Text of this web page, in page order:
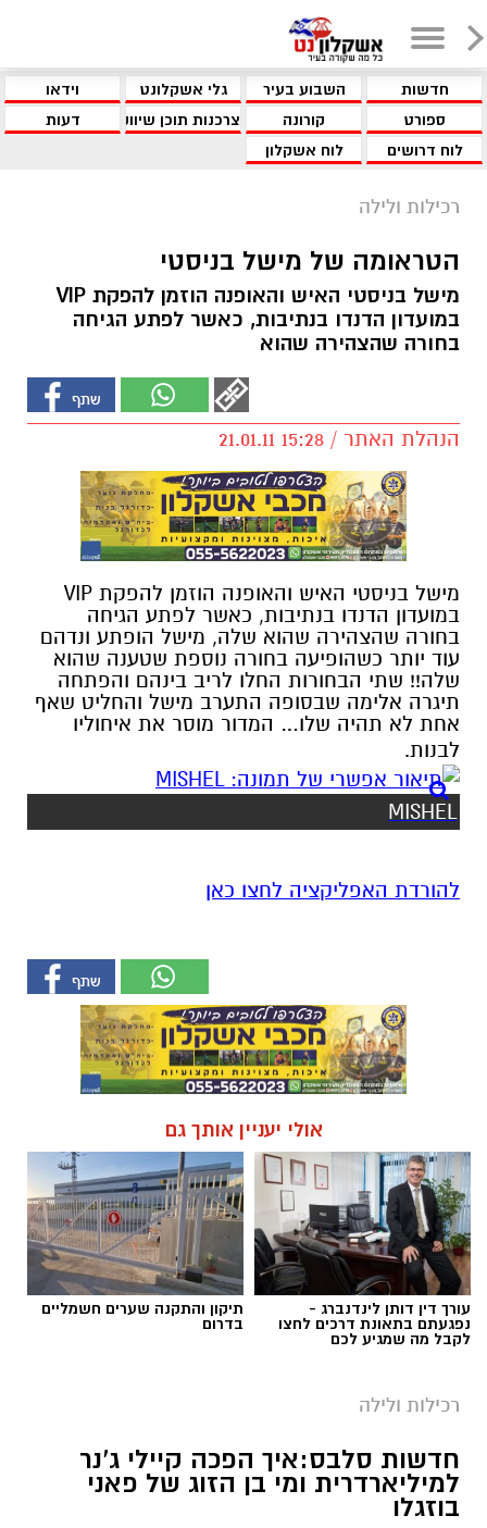
חדשות השבוע בעיר גלי אשקלונט
וידאו
ספורט
קורונה צרכנות תוכן שיווקי
דעות
לוח דרושים
לוח אשקלון
רכילות ולילה
הטראומה של מישל בניסטי
מישל בניסטי האיש והאופנה הוזמן להפקת VIP
במועדון הדנדו בנתיבות, כאשר לפתע הגיחה
בחורה שהצהירה שהוא
הנהלת האתר / 15:28 21.01.11
מישל בניסטי האיש והאופנה הוזמן להפקת VIP
במועדון הדנדו בנתיבות, כאשר לפתע הגיחה
בחורה שהצהירה שהוא שלה, מישל הופתע ונדהם
עוד יותר כשהופיעה בחורה נוספת שטענה שהוא
שלה!! שתי הבחורות החלו לריב בינהם והפתחה
תיגרה אלימה שבסופה התערב מישל והחליט שאף
אחת לא תהיה שלו… המדור מוסר את איחוליו
לבנות.
MISHEL
להורדת האפליקציה לחצו כאן
אולי יעניין אותך גם
עורך דין דותן לינדנברג -
נפגעתם בתאונת דרכים לחצו
לקבל מה שמגיע לכם
תיקון והתקנה שערים חשמליים
בדרום
רכילות ולילה
חדשות סלבס:איך הפכה קיילי ג'נר
למיליארדרית ומי בן הזוג של פאני
בוזגלו